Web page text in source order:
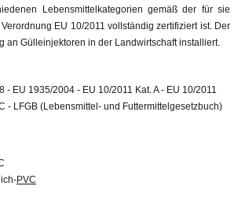
Lebensmittelkategorien gemäß der für sie
EU 10/2011 vollständig zertifiziert ist. Der
an Gülleinjektoren in der Landwirtschaft installiert.
- EU 1935/2004 - EU 10/2011 Kat. A - EU 10/2011
- LFGB (Lebensmittel- und Futtermittelgesetzbuch)
PVC